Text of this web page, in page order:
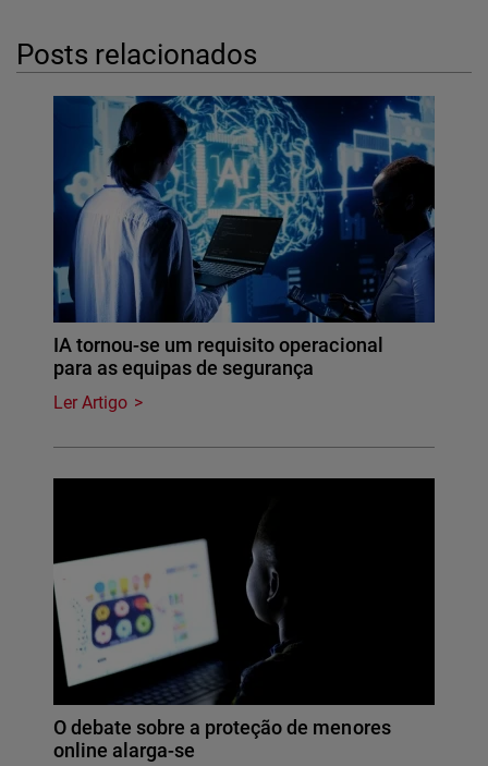
Posts relacionados
IA tornou-se um requisito operacional
para as equipas de segurança
Ler Artigo
O debate sobre a proteção de menores
online alarga-se